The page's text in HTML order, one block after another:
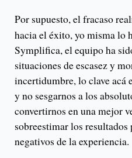
Por supuesto, el fracaso
hacia el éxito, yo misma lo
Symplifica, el equipo ha
situaciones de escasez y
incertidumbre, lo clave acá
y no sesgarnos a los
convertirnos en una mejor
sobreestimar los
negativos de la experiencia.